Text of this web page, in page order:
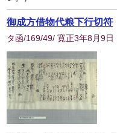
御成方借物代粮下行切符
タ函/169/49/ 寛正3年8月9日